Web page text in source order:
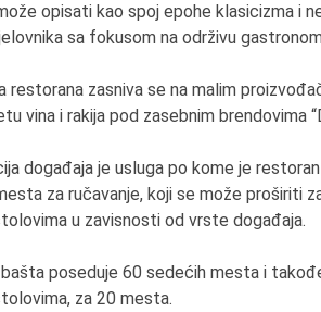
opisati kao spoj epohe klasicizma i
sa fokusom na održivu
restorana zasniva se na malim
vina i rakija pod zasebnim brendovima
događaja je usluga po kome je
za ručavanje, koji se može proširiti
u zavisnosti od vrste događaja.
poseduje 60 sedećih mesta i
za 20 mesta.